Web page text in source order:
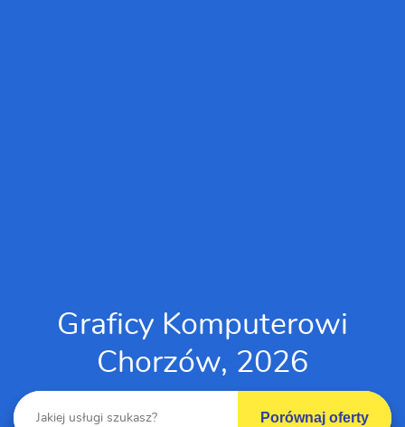
Graficy Komputerowi
Chorzów, 2026
Porównaj oferty